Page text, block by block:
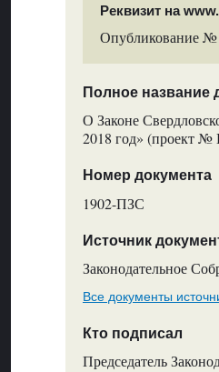
Реквизит на
Опубликование №
Полное название
О Законе
2018 год» (проект №
Номер документа
1902-ПЗС
Источник
Законодательное
Все документы
Кто подписал
Председатель